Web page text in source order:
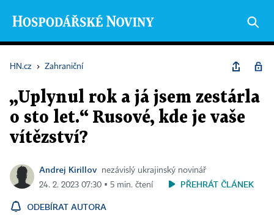
HN.cz › Zahraniční
„Uplynul rok a já jsem zestárla
o sto let.“ Rusové, kde je vaše
vítězství?
Andrej Kirillov
nezávislý ukrajinský novinář
24. 2. 2023 07:30 ▪ 5 min. čtení
PŘEHRÁT ČLÁNEK
ODEBÍRAT AUTORA